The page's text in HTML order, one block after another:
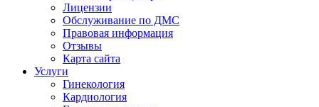
Лицензии
Обслуживание по ДМС
Правовая информация
Отзывы
Карта сайта
Услуги
Гинекология
Кардиология